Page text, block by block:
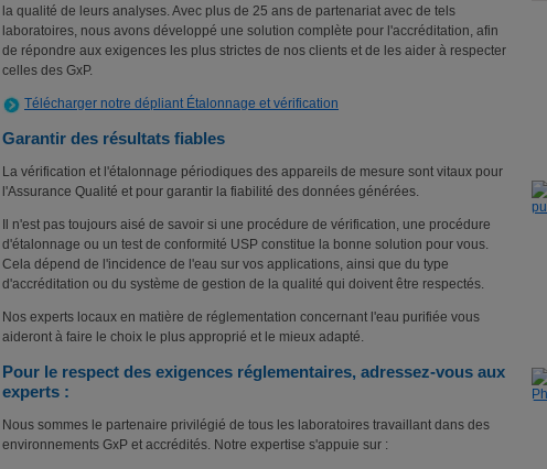
la qualité de leurs analyses. Avec plus de 25 ans de partenariat avec de tels
laboratoires, nous avons développé une solution complète pour l'accréditation, afin
de répondre aux exigences les plus strictes de nos clients et de les aider à respecter
celles des GxP.
Télécharger notre dépliant Étalonnage et vérification
Garantir des résultats fiables
La vérification et l'étalonnage périodiques des appareils de mesure sont vitaux pour
l'Assurance Qualité et pour garantir la fiabilité des données générées.
Il n'est pas toujours aisé de savoir si une procédure de vérification, une procédure
d'étalonnage ou un test de conformité USP constitue la bonne solution pour vous.
Cela dépend de l'incidence de l'eau sur vos applications, ainsi que du type
d'accréditation ou du système de gestion de la qualité qui doivent être respectés.
Nos experts locaux en matière de réglementation concernant l'eau purifiée vous
aideront à faire le choix le plus approprié et le mieux adapté.
Pour le respect des exigences réglementaires, adressez-vous aux
experts :
Nous sommes le partenaire privilégié de tous les laboratoires travaillant dans des
environnements GxP et accrédités. Notre expertise s'appuie sur :